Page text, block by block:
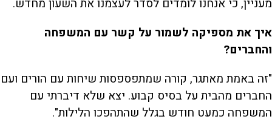
מעניין, כי אנחנו לומדים לסדר לעצמנו את השעון מחדש.
איך את מספיקה לשמור על קשר עם המשפחה
והחברים?
"זה באמת מאתגר, קורה שמתפספסות שיחות עם הורים ועם
החברים מהבית על בסיס קבוע. יצא שלא דיברתי עם
המשפחה כמעט חודש בגלל שהתהפכו הלילות".